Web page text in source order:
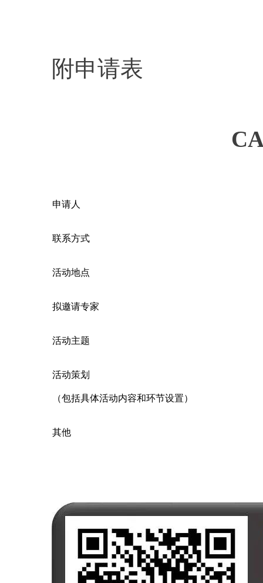
附申请表
申请人
联系方式
活动地点
拟邀请专家
活动主题
活动策划
（包括具体活动内容和环节设置）
其他